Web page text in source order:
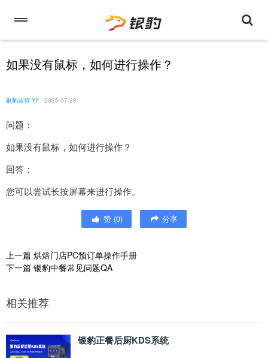
如果没有鼠标，如何进行操作？
银豹运营-YF 2025-07-28
问题：
如果没有鼠标，如何进行操作？
回答：
您可以尝试长按屏幕来进行操作。
赞 (0) 分享
上一篇 烘焙门店PC预订单操作手册
下一篇 银豹中餐常见问题QA
相关推荐
银豹正餐后厨KDS系统